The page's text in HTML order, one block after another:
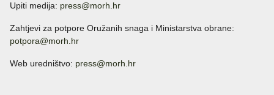
Upiti medija: press@morh.hr
Zahtjevi za potpore Oružanih snaga i Ministarstva obrane:
potpora@morh.hr
Web uredništvo: press@morh.hr